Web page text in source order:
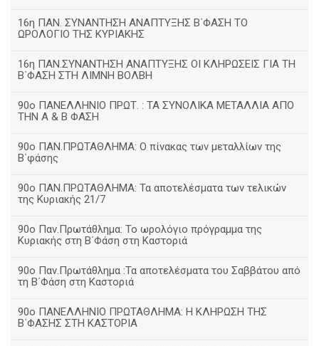
16η ΠΑΝ. ΣΥΝΑΝΤΗΣΗ ΑΝΑΠΤΥΞΗΣ Β΄ΦΑΣΗ ΤΟ
ΩΡΟΛΟΓΙΟ ΤΗΣ ΚΥΡΙΑΚΗΣ
16η ΠΑΝ.ΣΥΝΑΝΤΗΣΗ ΑΝΑΠΤΥΞΗΣ ΟΙ ΚΛΗΡΩΣΕΙΣ ΓΙΑ ΤΗ
Β΄ΦΑΣΗ ΣΤΗ ΛΙΜΝΗ ΒΟΛΒΗ
90ο ΠΑΝΕΛΛΗΝΙΟ ΠΡΩΤ. : ΤΑ ΣΥΝΟΛΙΚΑ ΜΕΤΑΛΛΙΑ ΑΠΟ
ΤΗΝ Α & Β ΦΑΣΗ
90ο ΠΑΝ.ΠΡΩΤΑΘΛΗΜΑ: Ο πίνακας των μεταλλίων της
Β΄φάσης
90ο ΠΑΝ.ΠΡΩΤΑΘΛΗΜΑ: Τα αποτελέσματα των τελικών
της Κυριακής 21/7
90ο Παν.Πρωτάθλημα: Το ωρολόγιο πρόγραμμα της
Κυριακής στη Β΄Φάση στη Καστοριά
90ο Παν.Πρωτάθλημα :Τα αποτελέσματα του Σαββάτου από
τη Β΄Φάση στη Καστοριά
90ο ΠΑΝΕΛΛΗΝΙΟ ΠΡΩΤΑΘΛΗΜΑ: Η ΚΛΗΡΩΣΗ ΤΗΣ
Β΄ΦΑΣΗΣ ΣΤΗ ΚΑΣΤΟΡΙΑ